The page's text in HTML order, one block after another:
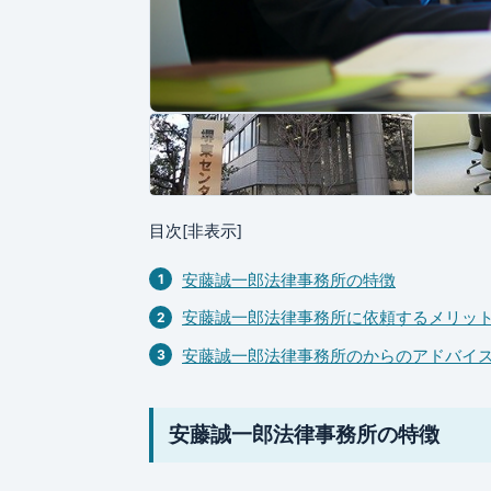
目次[非表示]
安藤誠一郎法律事務所の特徴
安藤誠一郎法律事務所に依頼するメリッ
安藤誠一郎法律事務所のからのアドバイ
安藤誠一郎法律事務所の特徴